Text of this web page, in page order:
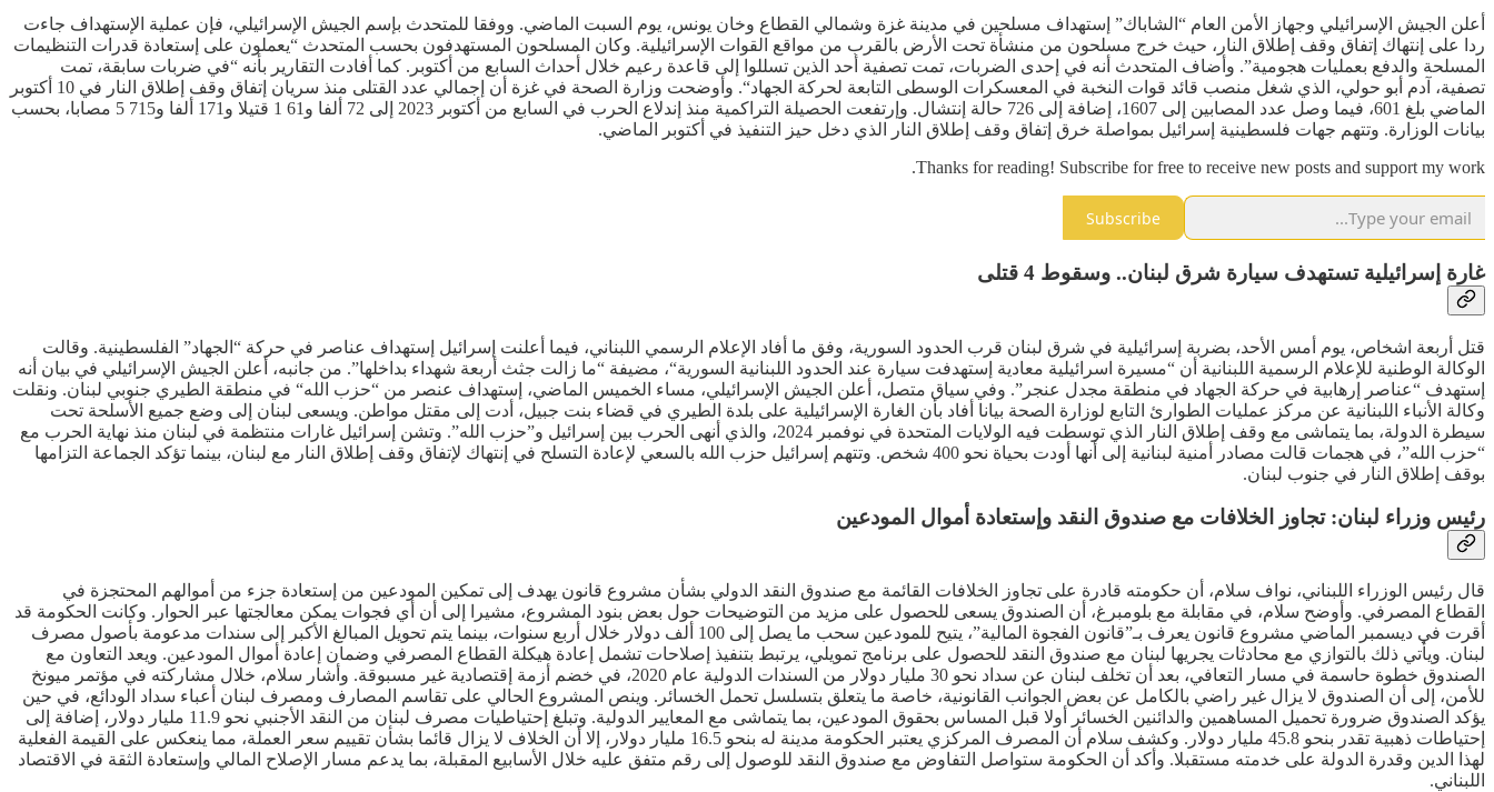
أعلن الجيش الإسرائيلي وجهاز الأمن العام “الشاباك” إستهداف مسلحين في مدينة غزة وشمالي القطاع وخان يونس، يوم السبت الماضي. ووفقا للمتحدث بإسم الجيش الإسرائيلي، فإن عملية الإستهداف جاءت
ردا على إنتهاك إتفاق وقف إطلاق النار، حيث خرج مسلحون من منشأة تحت الأرض بالقرب من مواقع القوات الإسرائيلية. وكان المسلحون المستهدفون بحسب المتحدث “يعملون على إستعادة قدرات التنظيمات
المسلحة والدفع بعمليات هجومية”. وأضاف المتحدث أنه في إحدى الضربات، تمت تصفية أحد الذين تسللوا إلى قاعدة رعيم خلال أحداث السابع من أكتوبر. كما أفادت التقارير بأنه “في ضربات سابقة، تمت
تصفية، آدم أبو حولي، الذي شغل منصب قائد قوات النخبة في المعسكرات الوسطى التابعة لحركة الجهاد“. وأوضحت وزارة الصحة في غزة أن إجمالي عدد القتلى منذ سريان إتفاق وقف إطلاق النار في 10 أكتوبر
الماضي بلغ 601، فيما وصل عدد المصابين إلى 1607، إضافة إلى 726 حالة إنتشال. وإرتفعت الحصيلة التراكمية منذ إندلاع الحرب في السابع من أكتوبر 2023 إلى 72 ألفا و61 1 قتيلا و171 ألفا و715 5 مصابا، بحسب
بيانات الوزارة. وتتهم جهات فلسطينية إسرائيل بمواصلة خرق إتفاق وقف إطلاق النار الذي دخل حيز التنفيذ في أكتوبر الماضي.
Thanks for reading! Subscribe for free to receive new posts and support my work.
Subscribe
غارة إسرائيلية تستهدف سيارة شرق لبنان.. وسقوط 4 قتلى
قتل أربعة اشخاص، يوم أمس الأحد، بضربة إسرائيلية في شرق لبنان قرب الحدود السورية، وفق ما أفاد الإعلام الرسمي اللبناني، فيما أعلنت إسرائيل إستهداف عناصر في حركة “الجهاد” الفلسطينية. وقالت
الوكالة الوطنية للإعلام الرسمية اللبنانية أن “مسيرة اسرائيلية معادية إستهدفت سيارة عند الحدود اللبنانية السورية“، مضيفة “ما زالت جثث أربعة شهداء بداخلها”. من جانبه، أعلن الجيش الإسرائيلي في بيان أنه
إستهدف “عناصر إرهابية في حركة الجهاد في منطقة مجدل عنجر”. وفي سياق متصل، أعلن الجيش الإسرائيلي، مساء الخميس الماضي، إستهداف عنصر من “حزب الله“ في منطقة الطيري جنوبي لبنان. ونقلت
وكالة الأنباء اللبنانية عن مركز عمليات الطوارئ التابع لوزارة الصحة بيانا أفاد بأن الغارة الإسرائيلية على بلدة الطيري في قضاء بنت جبيل، أدت إلى مقتل مواطن. ويسعى لبنان إلى وضع ‌جميع الأسلحة تحت
سيطرة الدولة، بما يتماشى مع وقف إطلاق النار الذي توسطت فيه الولايات المتحدة في نوفمبر 2024، والذي أنهى الحرب بين إسرائيل و”حزب الله”. وتشن إسرائيل غارات منتظمة في لبنان منذ نهاية الحرب مع
“حزب الله”، في هجمات قالت مصادر أمنية لبنانية إلى أنها أودت بحياة نحو 400 شخص. وتتهم إسرائيل حزب ‌الله بالسعي لإعادة التسلح في إنتهاك لإتفاق وقف إطلاق النار مع لبنان، بينما تؤكد الجماعة التزامها
بوقف إطلاق النار في جنوب لبنان.
رئيس وزراء لبنان: تجاوز الخلافات مع صندوق النقد وإستعادة أموال المودعين
قال رئيس الوزراء اللبناني، نواف سلام، أن حكومته قادرة على تجاوز الخلافات القائمة مع صندوق النقد الدولي بشأن مشروع قانون يهدف إلى تمكين المودعين من إستعادة جزء من أموالهم المحتجزة في
القطاع المصرفي. وأوضح سلام، في مقابلة مع بلومبرغ، أن الصندوق يسعى للحصول على مزيد من التوضيحات حول بعض بنود المشروع، مشيرا إلى أن أي فجوات يمكن معالجتها عبر الحوار. وكانت الحكومة قد
أقرت في ديسمبر الماضي مشروع قانون يعرف بـ”قانون الفجوة المالية”، يتيح للمودعين سحب ما يصل إلى 100 ألف دولار خلال أربع سنوات، بينما يتم تحويل المبالغ الأكبر إلى سندات مدعومة بأصول مصرف
لبنان. ويأتي ذلك بالتوازي مع محادثات يجريها لبنان مع صندوق النقد للحصول على برنامج تمويلي، يرتبط بتنفيذ إصلاحات تشمل إعادة هيكلة القطاع المصرفي وضمان إعادة أموال المودعين. ويعد التعاون مع
الصندوق خطوة حاسمة في مسار التعافي، بعد أن تخلف لبنان عن سداد نحو 30 مليار دولار من السندات الدولية عام 2020، في خضم أزمة إقتصادية غير مسبوقة. وأشار سلام، خلال مشاركته في مؤتمر ميونخ
للأمن، إلى أن الصندوق لا يزال غير راضي بالكامل عن بعض الجوانب القانونية، خاصة ما يتعلق بتسلسل تحمل الخسائر. وينص المشروع الحالي على تقاسم المصارف ومصرف لبنان أعباء سداد الودائع، في حين
يؤكد الصندوق ضرورة تحميل المساهمين والدائنين الخسائر أولا قبل المساس بحقوق المودعين، بما يتماشى مع المعايير الدولية. وتبلغ إحتياطيات مصرف لبنان من النقد الأجنبي نحو 11.9 مليار دولار، إضافة إلى
إحتياطات ذهبية تقدر بنحو 45.8 مليار دولار. وكشف سلام أن المصرف المركزي يعتبر الحكومة مدينة له بنحو 16.5 مليار دولار، إلا أن الخلاف لا يزال قائما بشأن تقييم سعر العملة، مما ينعكس على القيمة الفعلية
لهذا الدين وقدرة الدولة على خدمته مستقبلا. وأكد أن الحكومة ستواصل التفاوض مع صندوق النقد للوصول إلى رقم متفق عليه خلال الأسابيع المقبلة، بما يدعم مسار الإصلاح المالي وإستعادة الثقة في الاقتصاد
اللبناني.